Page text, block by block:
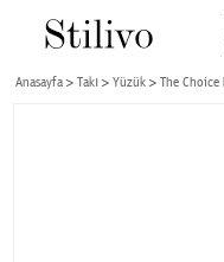
Anasayfa Takı Yüzük The Choice